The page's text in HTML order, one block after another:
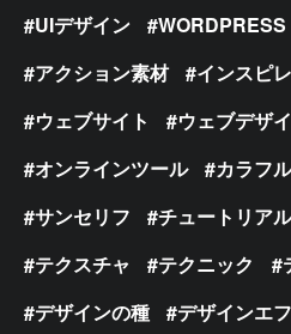
UIデザイン
WORDPRESS
アクション素材
インスピ
ウェブサイト
ウェブデザ
オンラインツール
カラフ
サンセリフ
チュートリア
テクスチャ
テクニック
デザインの種
デザインエ